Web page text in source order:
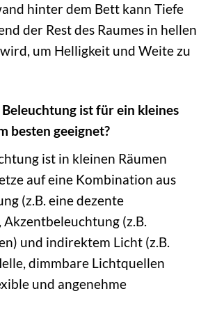
hinter dem Bett kann Tiefe
der Rest des Raumes in hellen
um Helligkeit und Weite zu
ist für ein kleines
besten geeignet?
ist in kleinen Räumen
auf eine Kombination aus
(z.B. eine dezente
Akzentbeleuchtung (z.B.
und indirektem Licht (z.B.
dimmbare Lichtquellen
und angenehme